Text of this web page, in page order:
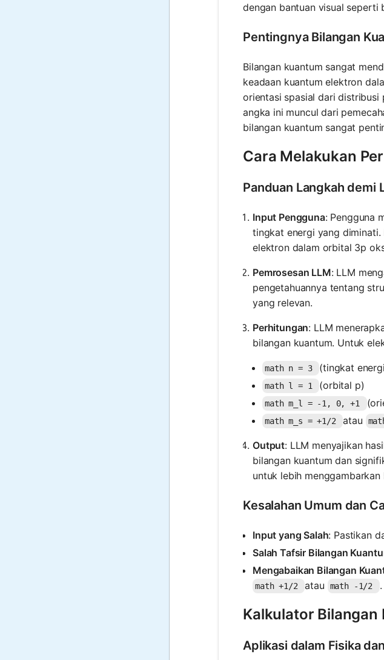
dengan bantuan visual seperti
Pentingnya Bilangan
Bilangan kuantum sangat
keadaan kuantum elektron
orientasi spasial dari distribusi
angka ini muncul dari
bilangan kuantum sangat
Cara Melakukan
Panduan Langkah demi
Input Pengguna: Pengguna
tingkat energi yang diminati.
elektron dalam orbital 3p
Pemrosesan LLM: LLM
pengetahuannya tentang
yang relevan.
Perhitungan: LLM
bilangan kuantum. Untuk
math n = 3 (tingkat
math l = 1 (orbital p)
math m_l = -1, 0, +1
math m_s = +1/2 atau
Output: LLM menyajikan
bilangan kuantum dan
untuk lebih
Kesalahan Umum dan
Input yang Salah: Pastikan
Salah Tafsir Bilangan
Mengabaikan Bilangan
math +1/2 atau math -1/2 .
Kalkulator Bilangan
Aplikasi dalam Fisika